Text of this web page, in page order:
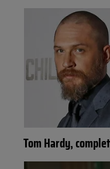
Tom Hardy,